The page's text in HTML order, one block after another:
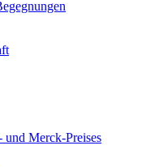
und Merck-Preises